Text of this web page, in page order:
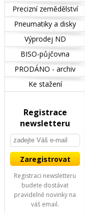
Precizní zemědělství
Pneumatiky a disky
Výprodej ND
BISO-půjčovna
PRODÁNO - archiv
Ke stažení
Registrace
newsletteru
Registraci newsletteru
budete dostávat
pravidelně novinky na
váš email.